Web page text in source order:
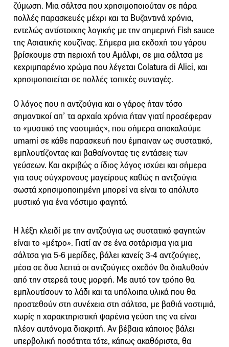
ζύμωση. Μια σάλτσα που χρησιμοποιούταν σε πάρα
πολλές παρασκευές μέχρι και τα Βυζαντινά χρόνια,
εντελώς αντίστοιχης λογικής με την σημερινή Fish sauce
της Ασιατικής κουζίνας. Σήμερα μια εκδοχή του γάρου
βρίσκουμε στη περιοχή του Αμάλφι, σε μια σάλτσα με
κεχριμπαρένιο χρώμα που λέγεται Colatura di Alici, και
χρησιμοποιείται σε πολλές τοπικές συνταγές.
Ο λόγος που η αντζούγια και ο γάρος ήταν τόσο
σημαντικοί απ’ τα αρχαία χρόνια ήταν γιατί προσέφεραν
το «μυστικό της νοστιμιάς», που σήμερα αποκαλούμε
umami σε κάθε παρασκευή που έμπαιναν ως συστατικό,
εμπλουτίζοντας και βαθαίνοντας τις εντάσεις των
γεύσεων. Και ακριβώς ο ίδιος λόγος ισχύει και σήμερα
για τους σύγχρονους μαγείρους καθώς η αντζούγια
σωστά χρησιμοποιημένη μπορεί να είναι το απόλυτο
μυστικό για ένα νόστιμο φαγητό.
Η λέξη κλειδί με την αντζούγια ως συστατικό φαγητών
είναι το «μέτρο». Γιατί αν σε ένα σοτάρισμα για μια
σάλτσα για 5-6 μερίδες, βάλει κανείς 3-4 αντζούγιες,
μέσα σε δυο λεπτά οι αντζούγιες σχεδόν θα διαλυθούν
από την στερεά τους μορφή. Με αυτό τον τρόπο θα
εμπλουτίσουν το λάδι και τα υπόλοιπα υλικά που θα
προστεθούν στη συνέχεια στη σάλτσα, με βαθιά νοστιμιά,
χωρίς η χαρακτηριστική ψαρένια γεύση της να είναι
πλέον αυτόνομα διακριτή. Αν βέβαια κάποιος βάλει
υπερβολική ποσότητα τότε, κάπως ακαθόριστα, θα